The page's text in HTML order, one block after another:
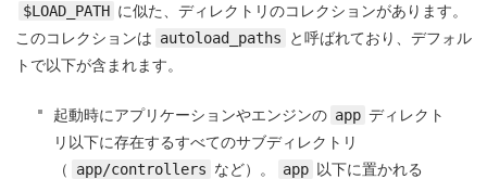
$LOAD_PATH に似た、ディレクトリのコレクションがあります。
このコレクションは autoload_paths
と呼ばれており、デフォル
トで以下が含まれます。
起動時にアプリケーションやエンジンの app ディレクト
リ以下に存在するすべてのサブディレクトリ
（
app/controllers など）。 app 以下に置かれる